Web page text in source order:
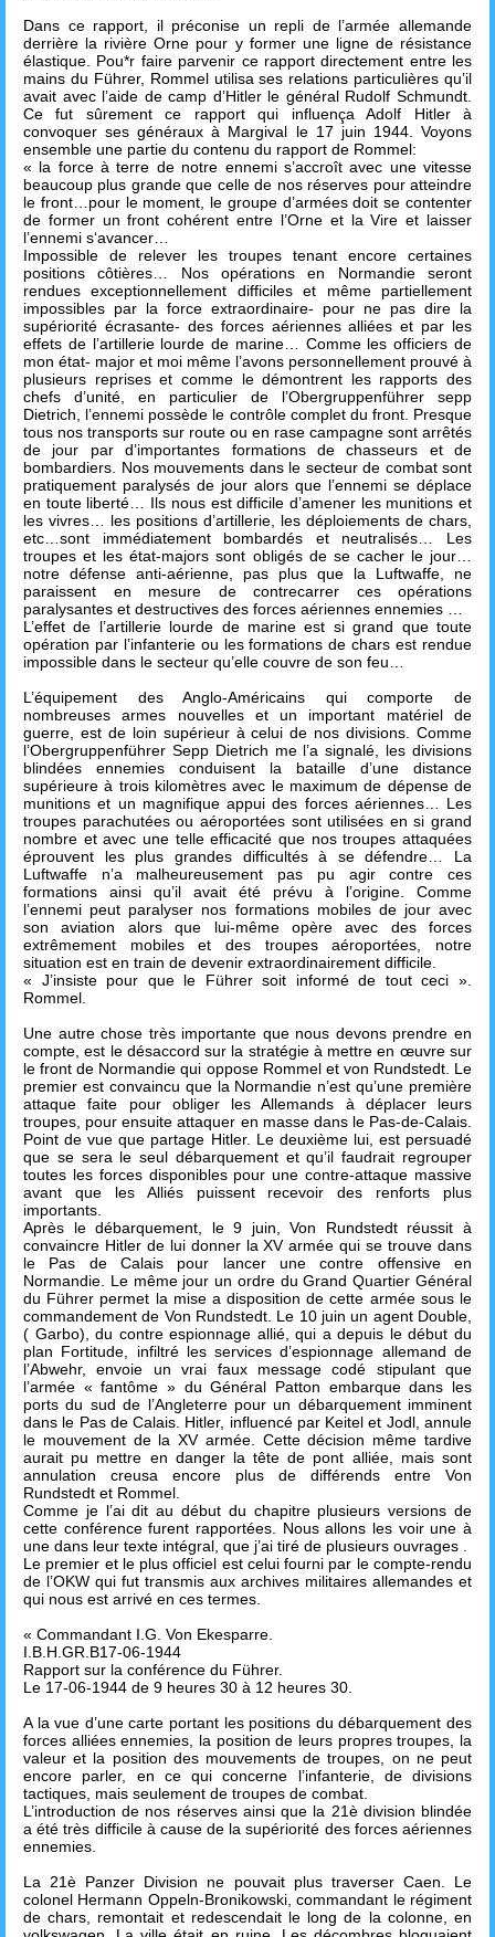
Dans ce rapport, il préconise un repli de l’armée allemande
derrière la rivière Orne pour y former une ligne de résistance
élastique. Pou*r faire parvenir ce rapport directement entre les
mains du Führer, Rommel utilisa ses relations particulières qu’il
avait avec l’aide de camp d’Hitler le général Rudolf Schmundt.
Ce fut sûrement ce rapport qui influença Adolf Hitler à
convoquer ses généraux à Margival le 17 juin 1944. Voyons
ensemble une partie du contenu du rapport de Rommel:
« la force à terre de notre ennemi s’accroît avec une vitesse
beaucoup plus grande que celle de nos réserves pour atteindre
le front…pour le moment, le groupe d’armées doit se contenter
de former un front cohérent entre l’Orne et la Vire et laisser
l’ennemi s‘avancer…
Impossible de relever les troupes tenant encore certaines
positions côtières… Nos opérations en Normandie seront
rendues exceptionnellement difficiles et même partiellement
impossibles par la force extraordinaire- pour ne pas dire la
supériorité écrasante- des forces aériennes alliées et par les
effets de l’artillerie lourde de marine… Comme les officiers de
mon état- major et moi même l’avons personnellement prouvé à
plusieurs reprises et comme le démontrent les rapports des
chefs d’unité, en particulier de l’Obergruppenführer sepp
Dietrich, l’ennemi possède le contrôle complet du front. Presque
tous nos transports sur route ou en rase campagne sont arrêtés
de jour par d’importantes formations de chasseurs et de
bombardiers. Nos mouvements dans le secteur de combat sont
pratiquement paralysés de jour alors que l’ennemi se déplace
en toute liberté… Ils nous est difficile d’amener les munitions et
les vivres… les positions d’artillerie, les déploiements de chars,
etc…sont immédiatement bombardés et neutralisés… Les
troupes et les état-majors sont obligés de se cacher le jour…
notre défense anti-aérienne, pas plus que la Luftwaffe, ne
paraissent en mesure de contrecarrer ces opérations
paralysantes et destructives des forces aériennes ennemies …
L’effet de l’artillerie lourde de marine est si grand que toute
opération par l’infanterie ou les formations de chars est rendue
impossible dans le secteur qu’elle couvre de son feu…
L’équipement des Anglo-Américains qui comporte de
nombreuses armes nouvelles et un important matériel de
guerre, est de loin supérieur à celui de nos divisions. Comme
l’Obergruppenführer Sepp Dietrich me l’a signalé, les divisions
blindées ennemies conduisent la bataille d’une distance
supérieure à trois kilomètres avec le maximum de dépense de
munitions et un magnifique appui des forces aériennes… Les
troupes parachutées ou aéroportées sont utilisées en si grand
nombre et avec une telle efficacité que nos troupes attaquées
éprouvent les plus grandes difficultés à se défendre… La
Luftwaffe n’a malheureusement pas pu agir contre ces
formations ainsi qu’il avait été prévu à l’origine. Comme
l’ennemi peut paralyser nos formations mobiles de jour avec
son aviation alors que lui-même opère avec des forces
extrêmement mobiles et des troupes aéroportées, notre
situation est en train de devenir extraordinairement difficile.
« J’insiste pour que le Führer soit informé de tout ceci ».
Rommel.
Une autre chose très importante que nous devons prendre en
compte, est le désaccord sur la stratégie à mettre en œuvre sur
le front de Normandie qui oppose Rommel et von Rundstedt. Le
premier est convaincu que la Normandie n’est qu’une première
attaque faite pour obliger les Allemands à déplacer leurs
troupes, pour ensuite attaquer en masse dans le Pas-de-Calais.
Point de vue que partage Hitler. Le deuxième lui, est persuadé
que se sera le seul débarquement et qu’il faudrait regrouper
toutes les forces disponibles pour une contre-attaque massive
avant que les Alliés puissent recevoir des renforts plus
importants.
Après le débarquement, le 9 juin, Von Rundstedt réussit à
convaincre Hitler de lui donner la XV armée qui se trouve dans
le Pas de Calais pour lancer une contre offensive en
Normandie. Le même jour un ordre du Grand Quartier Général
du Führer permet la mise a disposition de cette armée sous le
commandement de Von Rundstedt. Le 10 juin un agent Double,
( Garbo), du contre espionnage allié, qui a depuis le début du
plan Fortitude, infiltré les services d’espionnage allemand de
l’Abwehr, envoie un vrai faux message codé stipulant que
l’armée « fantôme » du Général Patton embarque dans les
ports du sud de l’Angleterre pour un débarquement imminent
dans le Pas de Calais. Hitler, influencé par Keitel et Jodl, annule
le mouvement de la XV armée. Cette décision même tardive
aurait pu mettre en danger la tête de pont alliée, mais sont
annulation creusa encore plus de différends entre Von
Rundstedt et Rommel.
Comme je l’ai dit au début du chapitre plusieurs versions de
cette conférence furent rapportées. Nous allons les voir une à
une dans leur texte intégral, que j’ai tiré de plusieurs ouvrages .
Le premier et le plus officiel est celui fourni par le compte-rendu
de l’OKW qui fut transmis aux archives militaires allemandes et
qui nous est arrivé en ces termes.
« Commandant I.G. Von Ekesparre.
I.B.H.GR.B17-06-1944
Rapport sur la conférence du Führer.
Le 17-06-1944 de 9 heures 30 à 12 heures 30.
A la vue d’une carte portant les positions du débarquement des
forces alliées ennemies, la position de leurs propres troupes, la
valeur et la position des mouvements de troupes, on ne peut
encore parler, en ce qui concerne l’infanterie, de divisions
tactiques, mais seulement de troupes de combat.
L’introduction de nos réserves ainsi que la 21è division blindée
a été très difficile à cause de la supériorité des forces aériennes
ennemies.
La 21è Panzer Division ne pouvait plus traverser Caen. Le
colonel Hermann Oppeln-Bronikowski, commandant le régiment
de chars, remontait et redescendait le long de la colonne, en